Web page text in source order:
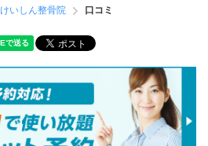
けいしん整骨院 口コミ